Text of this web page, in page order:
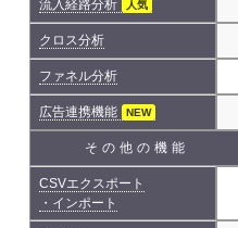
流入経路分析 人気
クロス分析
ファネル分析
広告連携機能 NEW
その他の機能
CSVエクスポート
・インポート